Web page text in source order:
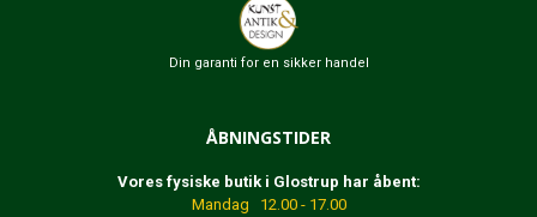
Din garanti for en sikker handel
ÅBNINGSTIDER
Vores fysiske butik i Glostrup har åbent:
Mandag 12.00 - 17.00